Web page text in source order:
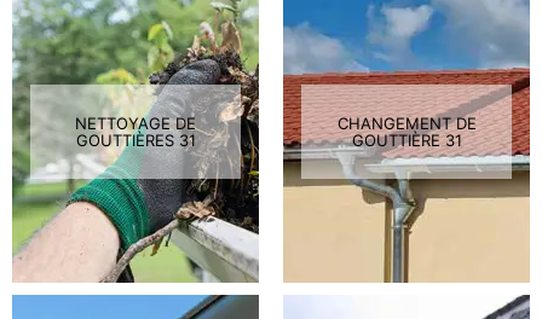
NETTOYAGE DE
GOUTTIÈRES 31
CHANGEMENT DE
GOUTTIÈRE 31